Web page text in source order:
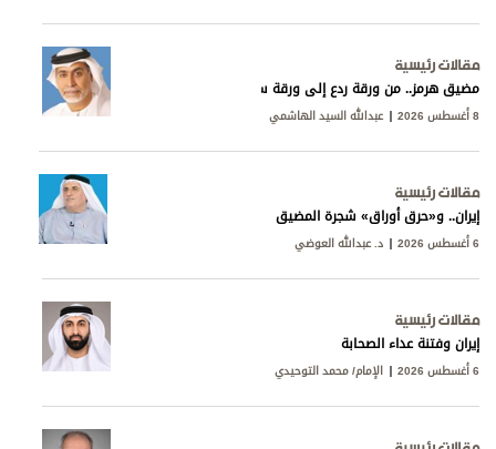
مقالات رئيسية
مضيق هرمز.. من ورقة ردع إلى ورقة سيادة
8 أغسطس 2026 عبدالله السيد الهاشمي
مقالات رئيسية
إيران.. و«حرق أوراق» شجرة المضيق
6 أغسطس 2026 د. عبدالله العوضي
مقالات رئيسية
إيران وفتنة عداء الصحابة
6 أغسطس 2026 الإمام/ محمد التوحيدي